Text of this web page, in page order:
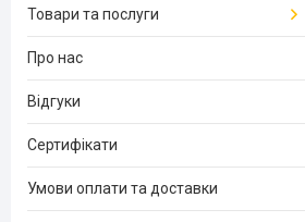
Товари та послуги
Про нас
Відгуки
Сертифікати
Умови оплати та доставки